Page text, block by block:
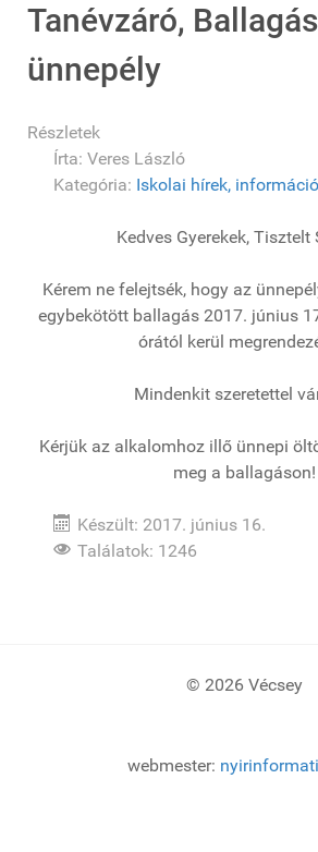
Tanévzáró,
ünnepély
Részletek
Írta: Veres László
Kategória: Iskolai hírek,
Kedves Gyerekek, Tisztelt
Kérem ne felejtsék, hogy az
egybekötött ballagás 2017. június
órától kerül
Mindenkit szeretettel
Kérjük az alkalomhoz illő ünnepi
meg a ballagáson!
Készült: 2017. június 16.
Találatok: 1246
© 2026 Vécsey
webmester: